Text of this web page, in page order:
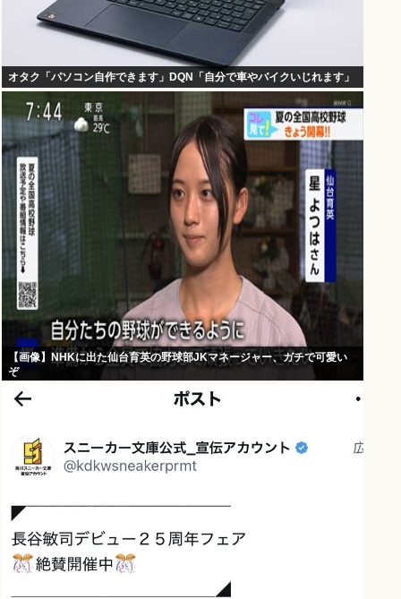
オタク「パソコン自作できます」DQN「自分で車やバイクいじれます」
【画像】NHKに出た仙台育英の野球部JKマネージャー、ガチで可愛い
ぞ